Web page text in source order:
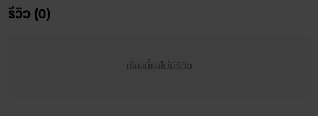
รีวิว (0)
เรื่องนี้ยังไม่มีรีวิว